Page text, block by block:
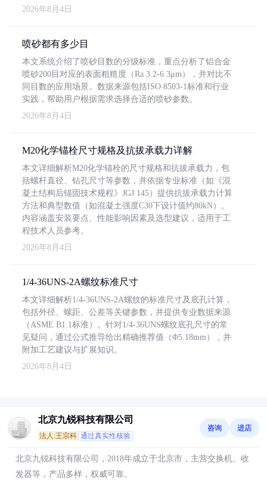
2026年8月4日
喷砂都有多少目
本文系统介绍了喷砂目数的分级标准，重点分析了铝合金
喷砂200目对应的表面粗糙度（Ra 3.2-6.3μm），并对比不
同目数的应用场景。数据来源包括ISO 8503-1标准和行业
实践，帮助用户根据需求选择合适的喷砂参数。
2026年8月4日
M20化学锚栓尺寸规格及抗拔承载力详解
本文详细解析M20化学锚栓的尺寸规格和抗拔承载力，包
括螺杆直径、钻孔尺寸等参数，并依据专业标准（如《混
凝土结构后锚固技术规程》JGJ 145）提供抗拔承载力计算
方法和典型数值（如混凝土强度C30下设计值约80kN）。
内容涵盖安装要点、性能影响因素及选型建议，适用于工
程技术人员参考。
2026年8月4日
1/4-36UNS-2A螺纹标准尺寸
本文详细解析1/4-36UNS-2A螺纹的标准尺寸及底孔计算，
包括外径、螺距、公差等关键参数，并提供专业数据来源
（ASME B1.1标准）。针对1/4-36UNS螺纹底孔尺寸的常
见疑问，通过公式推导给出精确推荐值（Φ5.18mm），并
附加工艺建议与扩展知识。
2026年8月4日
北京九锐科技有限公司
法人:王宗科 通过真实性核验
咨询 进店
北京九锐科技有限公司，2018年成立于北京市，主营交换机、收
发器等，产品多样，权威可靠。